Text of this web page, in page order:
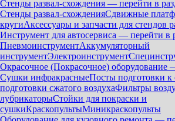
Стенды развал-схождения — перейти в
Стенды развал-схожденияСдвижные
кругиАксессуары и запчасти для стендов
Инструмент для автосервиса — перейти в
ПневмоинструментАккумуляторный
инструментЭлектроинструмент
Окрасочное (Покрасочное) оборудование
Сушки инфракрасныеПосты подготовки к
подготовки сжатого воздухаФильтры
лубрикаторыСтойки для покраски и
сушкиКраскопультыМиникраскопульты